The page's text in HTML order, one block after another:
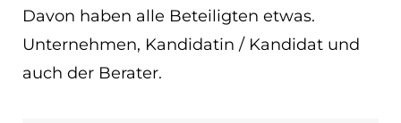
Davon haben alle Beteiligten etwas.
Unternehmen, Kandidatin / Kandidat und
auch der Berater.